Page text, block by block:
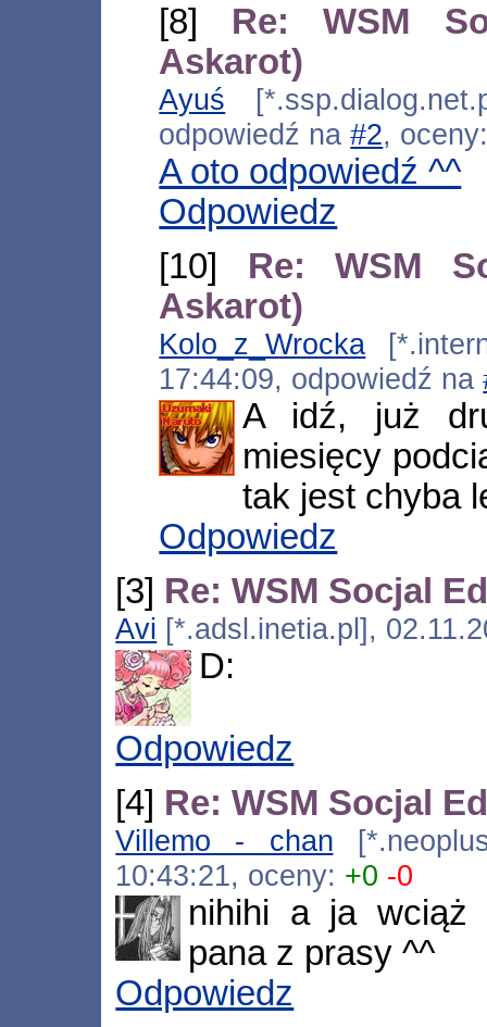
[8] Re: WSM
Askarot)
Ayuś
odpowiedź na#2,
A oto odpowiedź ^^
Odpowiedz
[10] Re: WSM
Askarot)
Kolo_z_Wrocka
17:44:09, odpowiedź na
A idź, już
miesięcy
tak jest chyba
Odpowiedz
[3] Re: WSM Socjal
Avi [*.adsl.inetia.pl],
D:
Odpowiedz
[4] Re: WSM Socjal
Villemo - chan
10:43:21, oceny: +0 -0
nihihi a ja wciąż
pana z prasy ^^
Odpowiedz